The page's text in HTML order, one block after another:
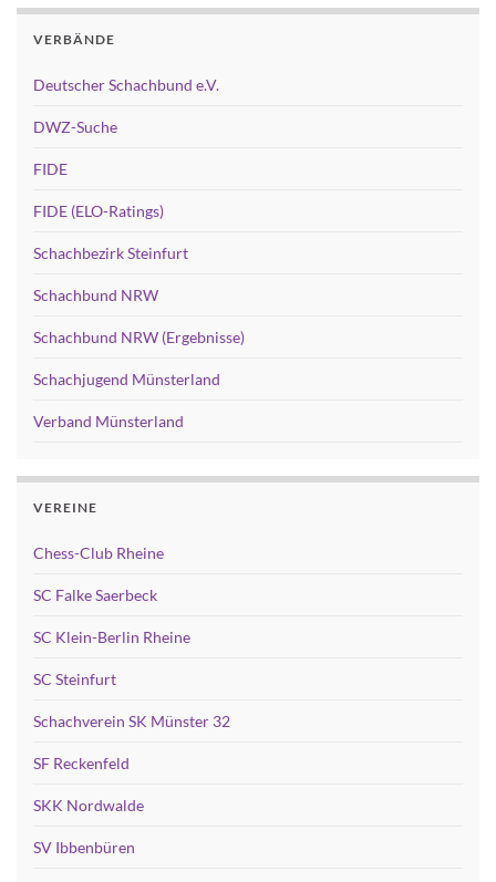
VERBÄNDE
Deutscher Schachbund e.V.
DWZ-Suche
FIDE
FIDE (ELO-Ratings)
Schachbezirk Steinfurt
Schachbund NRW
Schachbund NRW (Ergebnisse)
Schachjugend Münsterland
Verband Münsterland
VEREINE
Chess-Club Rheine
SC Falke Saerbeck
SC Klein-Berlin Rheine
SC Steinfurt
Schachverein SK Münster 32
SF Reckenfeld
SKK Nordwalde
SV Ibbenbüren